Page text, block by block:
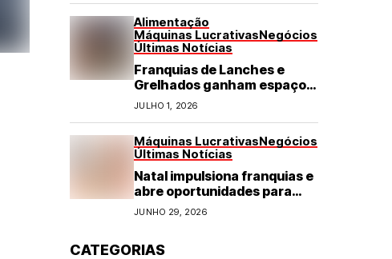
Alimentação
Máquinas LucrativasNegócios
Últimas Notícias
Franquias de Lanches e
Grelhados ganham espaço
com demanda por refeições
rápidas e de qualidade
JULHO 1, 2026
Máquinas LucrativasNegócios
Últimas Notícias
Natal impulsiona franquias e
abre oportunidades para
diversos segmentos do
JUNHO 29, 2026
CATEGORIAS